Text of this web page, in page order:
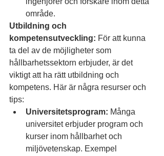
område.
Utbildning och
kompetensutveckling: För att kunna
ta del av de möjligheter som
hållbarhetssektorn erbjuder, är det
viktigt att ha rätt utbildning och
kompetens. Här är några resurser och
tips:
Universitetsprogram: Många
universitet erbjuder program och
kurser inom hållbarhet och
miljövetenskap. Exempel